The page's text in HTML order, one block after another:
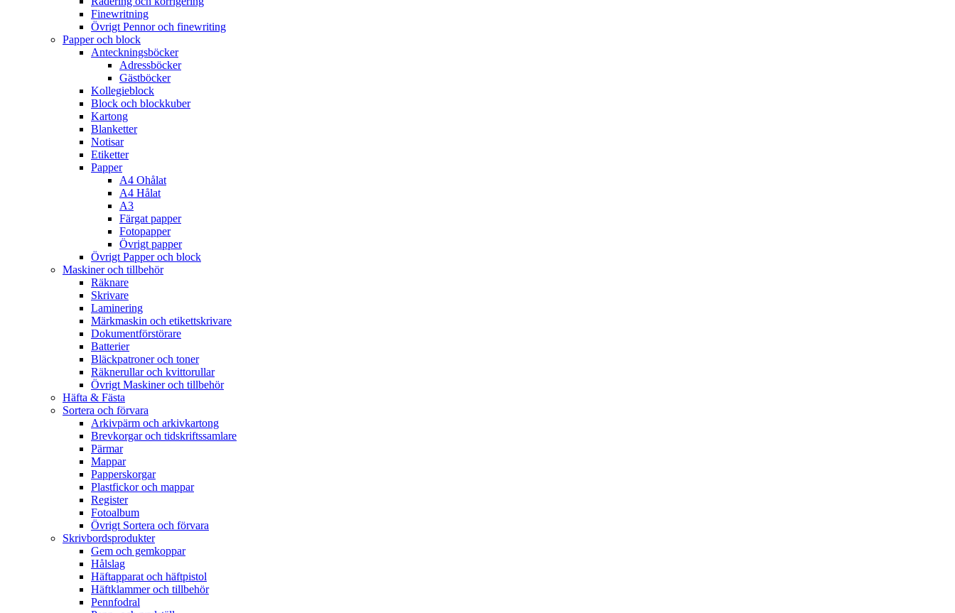
Finewritning
Övrigt Pennor och finewriting
Papper och block
Anteckningsböcker
Adressböcker
Gästböcker
Kollegieblock
Block och blockkuber
Kartong
Blanketter
Notisar
Etiketter
Papper
A4 Ohålat
A4 Hålat
A3
Färgat papper
Fotopapper
Övrigt papper
Övrigt Papper och block
Maskiner och tillbehör
Räknare
Skrivare
Laminering
Märkmaskin och etikettskrivare
Dokumentförstörare
Batterier
Bläckpatroner och toner
Räknerullar och kvittorullar
Övrigt Maskiner och tillbehör
Häfta & Fästa
Sortera och förvara
Arkivpärm och arkivkartong
Brevkorgar och tidskriftssamlare
Pärmar
Mappar
Papperskorgar
Plastfickor och mappar
Register
Fotoalbum
Övrigt Sortera och förvara
Skrivbordsprodukter
Gem och gemkoppar
Hålslag
Häftapparat och häftpistol
Häftklammer och tillbehör
Pennfodral